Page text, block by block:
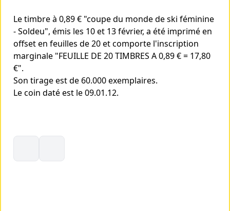
Le timbre à 0,89 € "coupe du monde de ski féminine
- Soldeu", émis les 10 et 13 février, a été imprimé en
offset en feuilles de 20 et comporte l'inscription
marginale "FEUILLE DE 20 TIMBRES A 0,89 € = 17,80
€".
Son tirage est de 60.000 exemplaires.
Le coin daté est le 09.01.12.